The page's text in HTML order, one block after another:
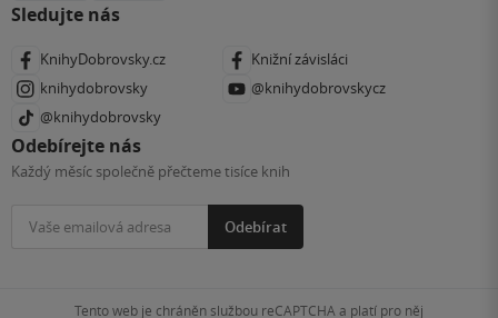
Sledujte nás
KnihyDobrovsky.cz
Knižní závisláci
knihydobrovsky
@knihydobrovskycz
@knihydobrovsky
Odebírejte nás
Každý měsíc společně přečteme tisíce knih
Odebírat
Tento web je chráněn službou reCAPTCHA a platí pro něj